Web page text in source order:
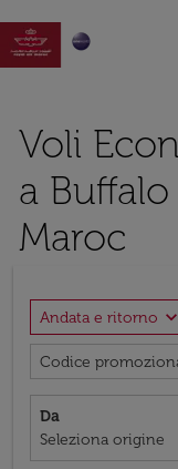

Voli
a
Maroc
Andata e ritorno expand_more
Codice
Da
Seleziona origine